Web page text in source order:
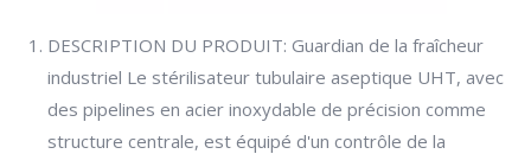
DESCRIPTION DU PRODUIT: Guardian de la fraîcheur
industriel Le stérilisateur tubulaire aseptique UHT, avec
des pipelines en acier inoxydable de précision comme
structure centrale, est équipé d'un contrôle de la